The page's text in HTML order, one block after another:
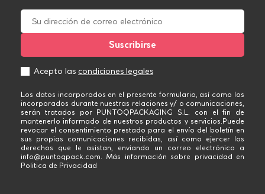
Acepto las condiciones legales
Los datos incorporados en el presente formulario, así como los
incorporados durante nuestras relaciones y/ o comunicaciones,
serán tratados por PUNTOQPACKAGING S.L. con el fin de
mantenerlo informado de nuestros productos y servicios.Puede
revocar el consentimiento prestado para el envío del boletín en
sus propias comunicaciones recibidas, así como ejercer los
derechos que le asistan, enviando un correo electrónico a
info@puntoqpack.com. Más información sobre privacidad en
Politica de Privacidad